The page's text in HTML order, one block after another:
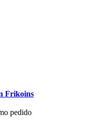
Frikoins
pedido